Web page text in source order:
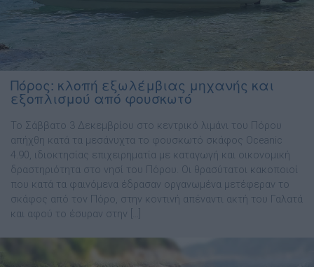
Πόρος: κλοπή εξωλέμβιας μηχανής και
εξοπλισμού από φουσκωτό
Το Σάββατο 3 Δεκεμβρίου στο κεντρικό λιμάνι του Πόρου
απήχθη κατά τα μεσάνυχτα το φουσκωτό σκάφος Oceanic
4.90, ιδιοκτησίας επιχειρηματία με καταγωγή και οικονομική
δραστηριότητα στο νησί του Πόρου. Οι θρασύτατοι κακοποιοί
που κατά τα φαινόμενα έδρασαν οργανωμένα μετέφεραν το
σκάφος από τον Πόρο, στην κοντινή απέναντι ακτή του Γαλατά
και αφού το έσυραν στην […]